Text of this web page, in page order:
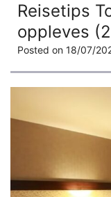
Reisetips
oppleves
Posted on 18/07/